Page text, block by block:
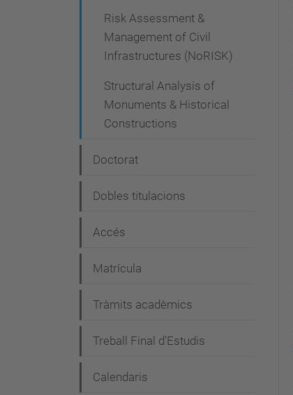
Risk Assessment &
Management of Civil
Infrastructures (NoRISK)
Structural Analysis of
Monuments & Historical
Constructions
Doctorat
Dobles titulacions
Accés
Matrícula
Tràmits acadèmics
Treball Final d'Estudis
Calendaris